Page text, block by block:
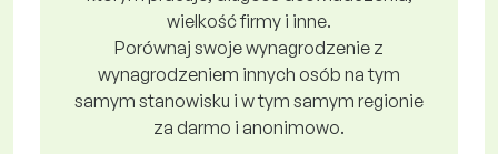
wielkość firmy i inne.
Porównaj swoje wynagrodzenie z
wynagrodzeniem innych osób na tym
samym stanowisku i w tym samym regionie
za darmo i anonimowo.